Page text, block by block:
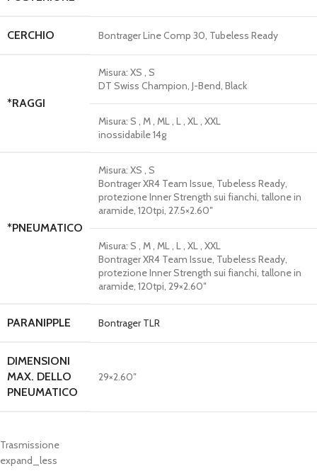
CERCHIO Bontrager Line Comp 30, Tubeless Ready
*RAGGI
Misura: XS , S
DT Swiss Champion, J-Bend, Black
Misura: S , M , ML , L , XL , XXL
inossidabile 14g
*PNEUMATICO
Misura: XS , S
Bontrager XR4 Team Issue, Tubeless Ready,
protezione Inner Strength sui fianchi, tallone in
aramide, 120tpi, 27.5×2.60″
Misura: S , M , ML , L , XL , XXL
Bontrager XR4 Team Issue, Tubeless Ready,
protezione Inner Strength sui fianchi, tallone in
aramide, 120tpi, 29×2.60″
PARANIPPLE Bontrager TLR
DIMENSIONI
MAX. DELLO
PNEUMATICO
29×2.60″
Trasmissione
expand_less